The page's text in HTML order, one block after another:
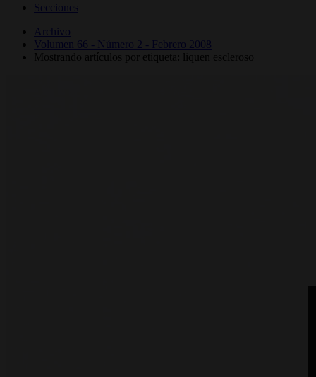
Secciones
Archivo
Volumen 66 - Número 2 - Febrero 2008
Mostrando artículos por etiqueta: liquen escleroso